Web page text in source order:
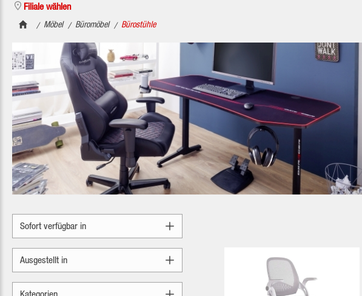
Filiale wählen
/ Möbel / Büromöbel / Bürostühle
Sofort verfügbar in
Ausgestellt in